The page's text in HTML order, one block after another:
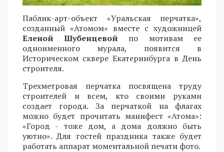
Паблик-арт-объект «Уральская перчатка»,
созданный «Атомом» вместе с художницей
Еленой Шубенцевой по мотивам ее
одноименного мурала, появится в
Историческом сквере Екатеринбурга в День
строителя.
Трехметровая перчатка посвящена труду
строителей и всем, кто своими руками
создает города. За перчаткой на флагах
можно будет прочитать манифест «Атома»:
«Город - тоже дом, а дома должно быть
уютно». Для гостей праздника также будет
работать аппарат моментальной печати фото.